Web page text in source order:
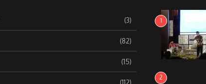
(3)
(82)
(15)
1
2